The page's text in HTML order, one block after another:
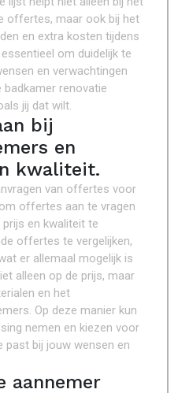
offertes, maar ook bij het
en extra kosten tijdens
om duidelijk te
en verwachtingen
renovatie
jij dat wilt.
bij
en
kwaliteit.
van offertes voor
offertes aan te vragen
en kwaliteit te
offertes te vergelijken,
er allemaal mogelijk is
alleen op de prijs, maar
en het
Op deze manier kun
nemen en kiezen voor
past bij jouw wensen en
aannemer